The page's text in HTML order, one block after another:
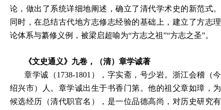
论，做出了系统详细地阐述，确立了清代学术史的新范式。
同时，在总结古代地方志修志经验的基础上，建立了方志理
论体系与纂修义例，被梁启超喻为“方志之祖”“方志之圣”。
《文史通义》九卷，（清）章学诚著
章学诚（1738-1801），字实斋，号少岩。浙江会稽（今
绍兴市）人。章学诚出生于书香门第。他的祖父章如璋，为
候选经历（清代职官名），是一位品德高尚，对历史研究有